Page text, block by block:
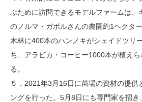
ぶために訪問できるモデルファームは、
のノルマ・ガボルさんの農園約1ヘクタ
木林に400本のハンノキがシェイドツリ
ち、アラビカ・コーヒー1000本が植え
る。
５．2021年3月16日に苗場の資材の提供
ングを行った。5月8日にも専門家を招